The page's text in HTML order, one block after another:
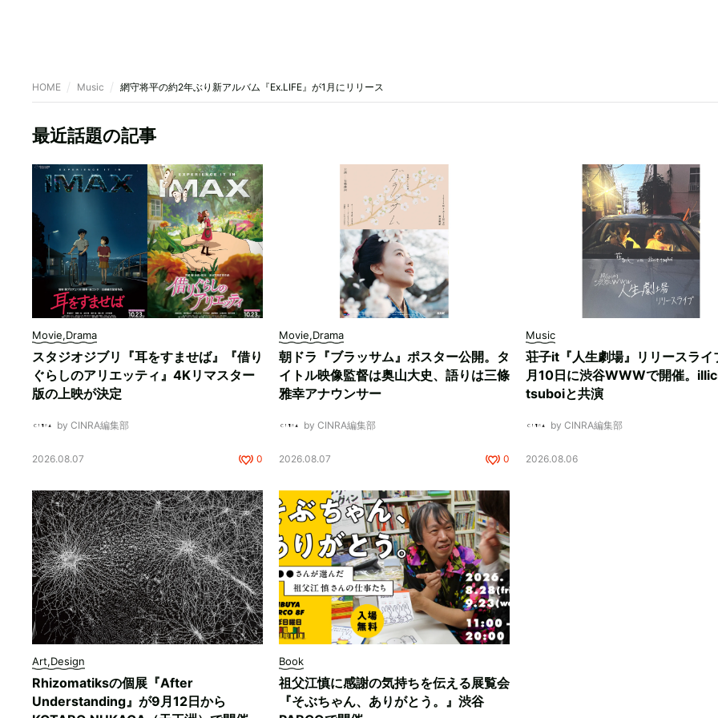
HOME Music 網守将平の約2年ぶり新アルバム『Ex.LIFE』が1月にリリース
最近話題の記事
Movie,Drama
スタジオジブリ『耳をすませば』『借り
ぐらしのアリエッティ』4Kリマスター
版の上映が決定
by CINRA編集部
2026.08.07 0
Movie,Drama
朝ドラ『ブラッサム』ポスター公開。タ
イトル映像監督は奥山大史、語りは三條
雅幸アナウンサー
by CINRA編集部
2026.08.07 0
Music
荘子it『人生劇場』リリースライ
月10日に渋谷WWWで開催。
tsuboiと共演
by CINRA編集部
2026.08.06
Art,Design
Rhizomatiksの個展『After
Understanding』が9月12日から
Book
祖父江慎に感謝の気持ちを伝える展覧会
『そぶちゃん、ありがとう。』渋谷